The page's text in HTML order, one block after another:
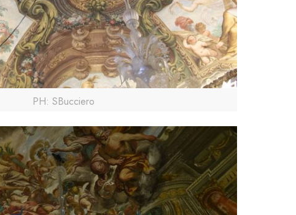
PH: SBucciero